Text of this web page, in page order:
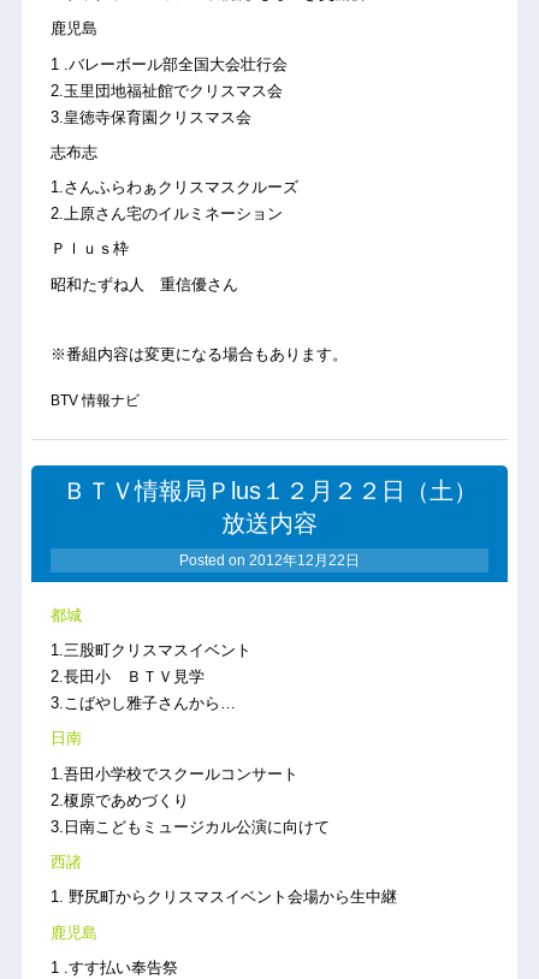
鹿児島
1 .バレーボール部全国大会壮行会
2.玉里団地福祉館でクリスマス会
3.皇徳寺保育園クリスマス会
志布志
1.さんふらわぁクリスマスクルーズ
2.上原さん宅のイルミネーション
Ｐｌｕｓ枠
昭和たずね人 重信優さん
※番組内容は変更になる場合もあります。
BTV 情報ナビ
ＢＴＶ情報局Ｐlus１２月２２日（土）
放送内容
Posted on 2012年12月22日
都城
1.三股町クリスマスイベント
2.長田小 ＢＴＶ見学
3.こばやし雅子さんから…
日南
1.吾田小学校でスクールコンサート
2.榎原であめづくり
3.日南こどもミュージカル公演に向けて
西諸
1. 野尻町からクリスマスイベント会場から生中継
鹿児島
1 .すす払い奉告祭